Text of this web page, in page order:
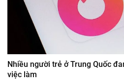
Nhiều người trẻ ở Trung Quốc
việc làm